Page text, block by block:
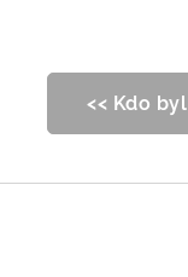
<< Kdo